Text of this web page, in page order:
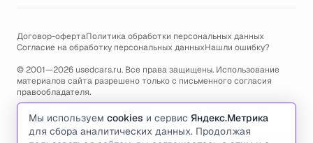
Договор-офертаПолитика обработки персональных данных
Согласие на обработку персональных данныхНашли ошибку?
© 2001—2026 usedcars.ru. Все права защищены. Использование
материалов сайта разрешено только с письменного согласия
правообладателя.
Пользуясь сайтом, вы соглашаетесь с использованием cookies и
политикой обработки персональных данных.
По всем вопросам связанным с работой сайта, ошибками, глюками
Мы используем cookies и сервис Яндекс.Метрика
для сбора аналитических данных. Продолжая